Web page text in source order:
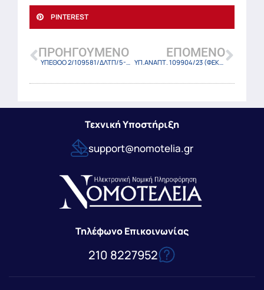
PINTEREST
ΠΡΟΗΓΟΎΜΕΝΟ
ΥΠΕΘΟΟ 2/109581/ΔΛΤΠ/5-12-23
ΕΠΌΜΕΝΟ
ΥΠ.ΑΝΑΠΤ. 109904/23 (ΦΕΚ-6822 Β/4-12-23)
Τεχνική Υποστήριξη
support@nomotelia.gr
Τηλέφωνο Επικοινωνίας
210 8227952